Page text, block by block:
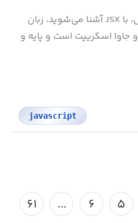
در این آموزش، با JSX آشنا می‌شوید، زبان
قدرتمندی که ترکیبی از HTML و جاوا اسکریپت است و پایه و
javascript
۵ ۶ ... ۶۱